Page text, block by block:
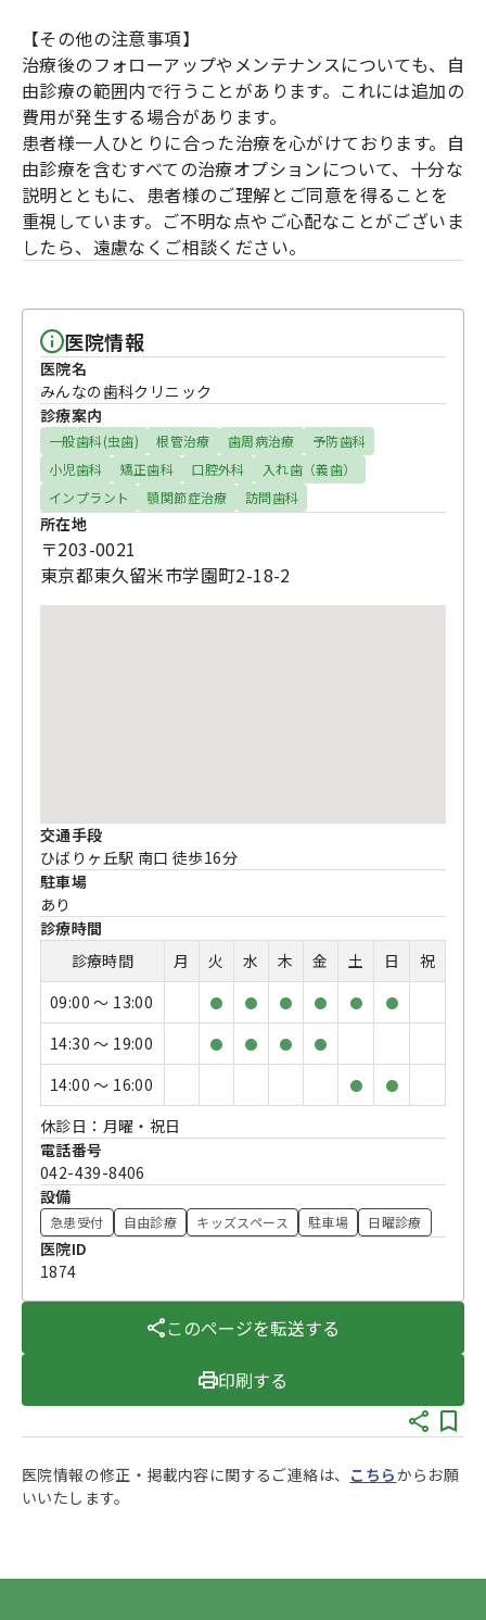
【その他の注意事項】
治療後のフォローアップやメンテナンスについても、自
由診療の範囲内で行うことがあります。これには追加の
費用が発生する場合があります。
患者様一人ひとりに合った治療を心がけております。自
由診療を含むすべての治療オプションについて、十分な
説明とともに、患者様のご理解とご同意を得ることを
重視しています。ご不明な点やご心配なことがございま
したら、遠慮なくご相談ください。
医院情報
医院名
みんなの歯科クリニック
診療案内
一般歯科(虫歯) 根管治療 歯周病治療
予防歯科
小児歯科
矯正歯科 口腔外科
入れ歯（義歯）
インプラント
顎関節症治療 訪問歯科
所在地
〒203-0021
東京都東久留米市学園町2-18-2
交通手段
ひばりヶ丘駅 南口 徒歩16分
駐車場
あり
診療時間
診療時間
月 火 水 木 金 土 日
祝
09:00 〜 13:00
● ● ● ● ● ●
14:30 〜 19:00 ● ● ● ●
14:00 〜 16:00 ● ●
休診日：月曜・祝日
電話番号
042-439-8406
設備
急患受付 自由診療 キッズスペース 駐車場 日曜診療
医院ID
1874
このページを転送する
印刷する
医院情報の修正・掲載内容に関するご連絡は、 こちらからお願
いいたします。